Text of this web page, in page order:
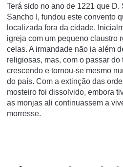
Terá sido no ano de 1221 que D.
Sancho I, fundou este convento
localizada fora da cidade.
igreja com um pequeno claustro
celas. A irmandade não ia além
religiosas, mas, com o passar do
crescendo e tornou-se mesmo
do país. Com a extinção das
mosteiro foi dissolvido, embora
as monjas ali continuassem a
morresse.